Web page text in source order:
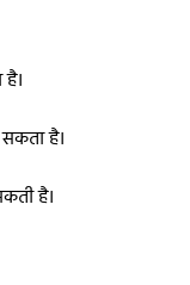
है।
है।